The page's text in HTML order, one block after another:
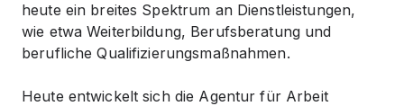
heute ein breites Spektrum an Dienstleistungen,
wie etwa Weiterbildung, Berufsberatung und
berufliche Qualifizierungsmaßnahmen.
Heute entwickelt sich die Agentur für Arbeit